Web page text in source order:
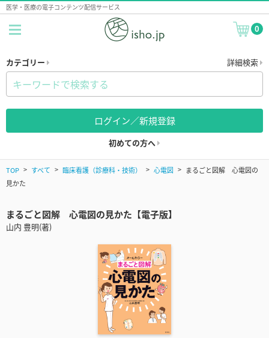
医学・医療の電子コンテンツ配信サービス
0
カテゴリー 詳細検索
ログイン／新規登録
初めての方へ
TOP すべて 臨床看護（診療科・技術） 心電図
まるごと図解 心電図の
見かた
まるごと図解 心電図の見かた【電子版】
山内 豊明(著)